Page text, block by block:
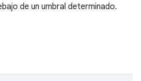
de un umbral determinado.